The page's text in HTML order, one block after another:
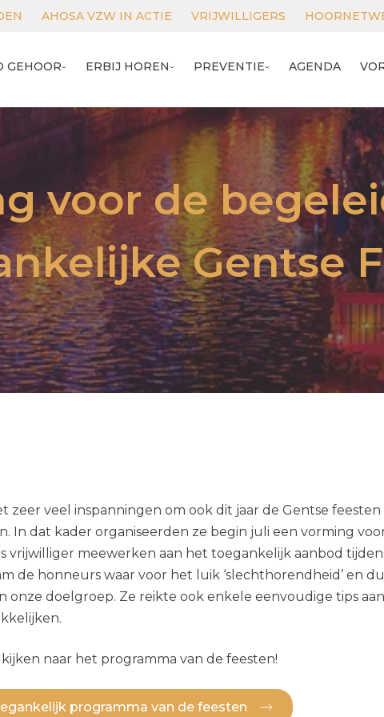
AHOSA VZW IN ACTIE VRIJWILLIGERS
GEHOOR ERBIJ HOREN PRE­VEN­TIE AGEN­DA
voor de
Gentse
zeer veel inspanningen om ook dit jaar de Gentse
In dat kader organiseerden ze begin juli een vorming
vrijwilliger meewerken aan het toegankelijk aanbod
de honneurs waar voor het luik ‘slechthorendheid’ en
onze doelgroep. Ze reikte ook enkele eenvoudige tips
naar het programma van de feesten!
programma van de feesten